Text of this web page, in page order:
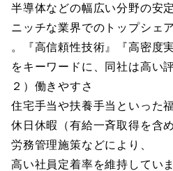
半導体などの幅広い分野の安
ニッチな業界でのトップシェ
。『高信頼性技術』『高密度
をキーワードに、同社は高い
２）働きやすさ
住宅手当や扶養手当といった
休日休暇（有給一斉取得を含
労務管理施策などにより、
高い社員定着率を維持していま